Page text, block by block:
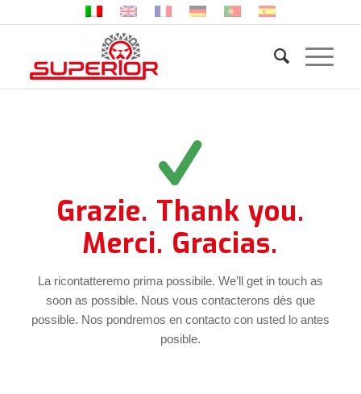
Grazie. Thank you.
Merci. Gracias.
La ricontatteremo prima possibile. We’ll get in touch as
soon as possible. Nous vous contacterons dès que
possible. Nos pondremos en contacto con usted lo antes
posible.